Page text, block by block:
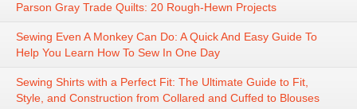
Parson Gray Trade Quilts: 20 Rough-Hewn Projects
Sewing Even A Monkey Can Do: A Quick And Easy Guide To
Help You Learn How To Sew In One Day
Sewing Shirts with a Perfect Fit: The Ultimate Guide to Fit,
Style, and Construction from Collared and Cuffed to Blouses